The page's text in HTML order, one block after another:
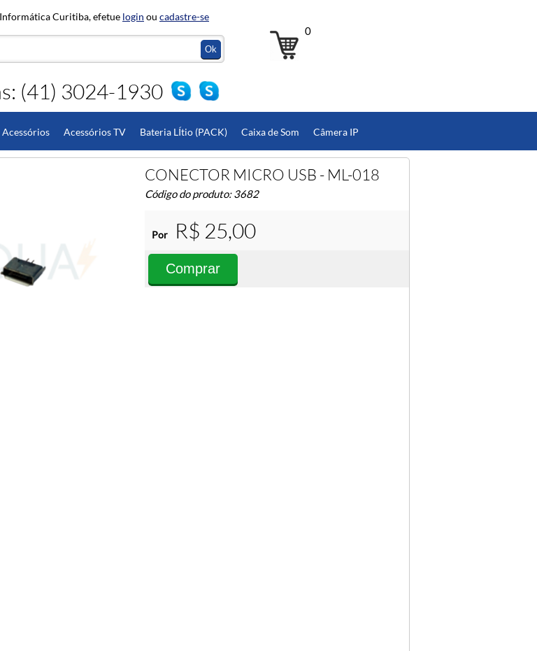
(41) 3024-1930
0
Curitiba, efetue login ou cadastre-se
Acessórios Acessórios TV Bateria LÍtio (PACK) Caixa de Som Câmera IP
CONECTOR MICRO USB - ML-018
Código do produto: 3682
Por R$ 25,00